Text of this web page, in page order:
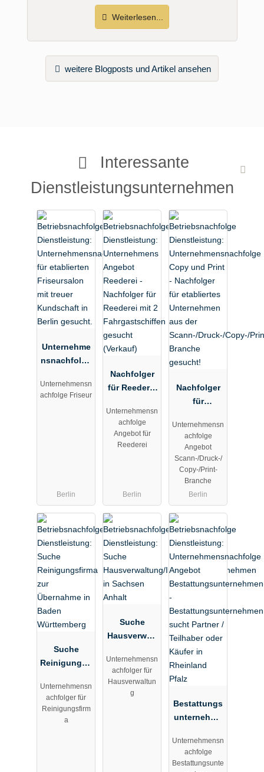
Weiterlesen...
weitere Blogposts und Artikel ansehen
Interessante
Dienstleistungsunternehmen
Unternehme
nsnachfolge
etablierten
Friseursalon
Unternehmensn
achfolge Friseur
Berlin
Nachfolger
für Reederei
Fahrgastsch
iffen
gesucht
Unternehmensn
achfolge
Angebot für
Reederei
Berlin
Nachfolger
für
Unternehme
n aus der
Scann-/Druc
k-/Copy-/Pri
nt-Branche
gesucht!
Unternehmensn
achfolge
Angebot
Scann-/Druck-/
Copy-/Print-
Branche
Berlin
Suche
Reinigungsfi
Übernahme
in Baden
Württemberg
Unternehmensn
achfolger für
Reinigungsfirm
a
Suche
Hausverwalt
ienunterneh
men in
Sachsen
Unternehmensn
achfolger für
Hausverwaltun
g
Bestattungs
unternehme
Partner /
Teilhaber
Unternehmensn
achfolge
Bestattungsunte